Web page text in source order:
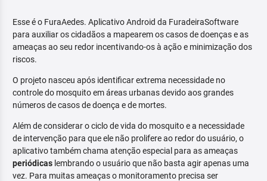
Esse é o FuraAedes. Aplicativo Android da FuradeiraSoftware
para auxiliar os cidadãos a mapearem os casos de doenças e as
ameaças ao seu redor incentivando-os à ação e minimização dos
riscos.
O projeto nasceu após identificar extrema necessidade no
controle do mosquito em áreas urbanas devido aos grandes
números de casos de doença e de mortes.
Além de considerar o ciclo de vida do mosquito e a necessidade
de intervenção para que ele não prolifere ao redor do usuário, o
aplicativo também chama atenção especial para as ameaças
periódicas lembrando o usuário que não basta agir apenas uma
vez. Para muitas ameaças o monitoramento precisa ser